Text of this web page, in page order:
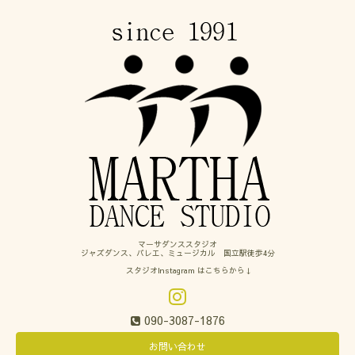
マーサダンススタジオ
ジャズダンス、バレエ、ミュージカル 国立駅徒歩4分
スタジオInstagram はこちらから↓
090-3087-1876
お問い合わせ